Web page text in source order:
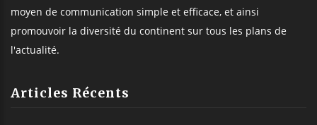
moyen de communication simple et efficace, et ainsi
promouvoir la diversité du continent sur tous les plans de
l'actualité.
Articles Récents